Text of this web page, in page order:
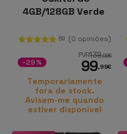
4GB/128GB Verde
59 (0 opiniões)
PVR139,98€
99,99€
-29%
Temporariamente
fora de stock.
Avisem-me quando
estiver disponível